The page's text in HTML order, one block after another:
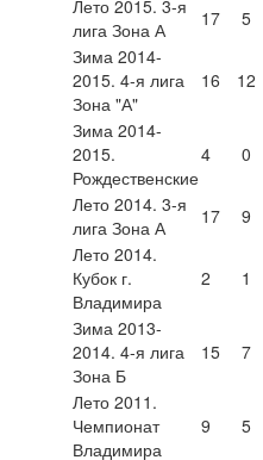
Лето 2015. 3-я
лига Зона А
17 5
Зима 2014-
2015. 4-я лига
Зона "А"
16 12
Зима 2014-
2015.
Рождественские
4 0
Лето 2014. 3-я
лига Зона А
17 9
Лето 2014.
Кубок г.
Владимира
2 1
Зима 2013-
2014. 4-я лига
Зона Б
15 7
Лето 2011.
Чемпионат
Владимира
9 5